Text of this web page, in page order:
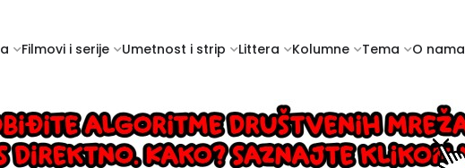
Filmovi i serije Umetnost i strip Littera Kolumne Tema O nama